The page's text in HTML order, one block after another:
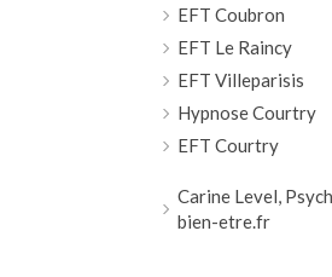
EFT Coubron
EFT Le Raincy
EFT Villeparisis
Hypnose Courtry
EFT Courtry
Carine Level,
bien-etre.fr